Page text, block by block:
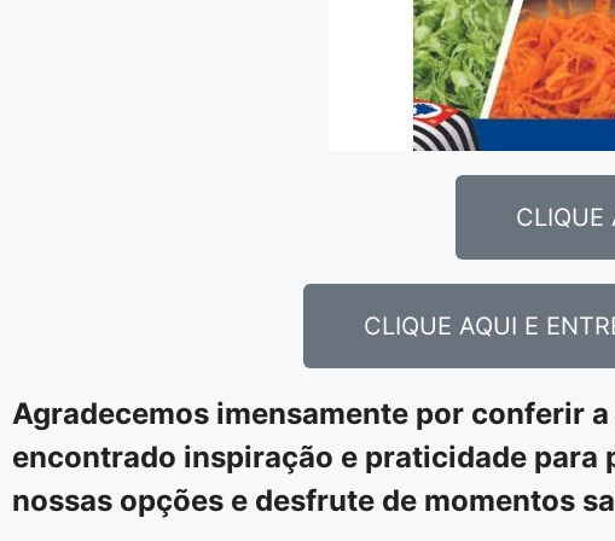
CLIQUE
CLIQUE AQUI E
Agradecemos imensamente por conferir
encontrado inspiração e praticidade
nossas opções e desfrute de momentos